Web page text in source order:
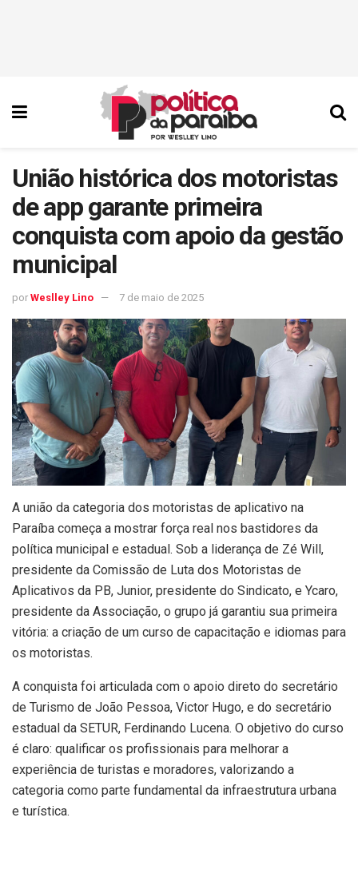
União histórica dos motoristas
de app garante primeira
conquista com apoio da gestão
municipal
por Weslley Lino 7 de maio de 2025
A união da categoria dos motoristas de aplicativo na
Paraíba começa a mostrar força real nos bastidores da
política municipal e estadual. Sob a liderança de Zé Will,
presidente da Comissão de Luta dos Motoristas de
Aplicativos da PB, Junior, presidente do Sindicato, e Ycaro,
presidente da Associação, o grupo já garantiu sua primeira
vitória: a criação de um curso de capacitação e idiomas para
os motoristas.
A conquista foi articulada com o apoio direto do secretário
de Turismo de João Pessoa, Victor Hugo, e do secretário
estadual da SETUR, Ferdinando Lucena. O objetivo do curso
é claro: qualificar os profissionais para melhorar a
experiência de turistas e moradores, valorizando a
categoria como parte fundamental da infraestrutura urbana
e turística.